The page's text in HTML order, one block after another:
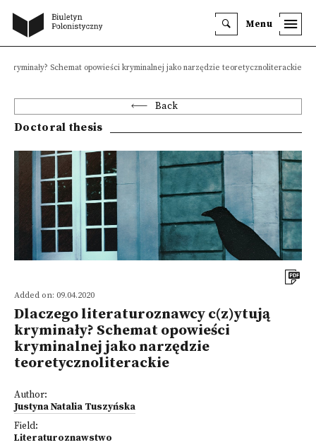
Menu
kryminały? Schemat opowieści kryminalnej jako narzędzie teoretycznoliterackie
Back
Doctoral thesis
Added on: 09.04.2020
Dlaczego literaturoznawcy c(z)ytują
kryminały? Schemat opowieści
kryminalnej jako narzędzie
teoretycznoliterackie
Author:
Justyna Natalia Tuszyńska
Field:
Literaturoznawstwo